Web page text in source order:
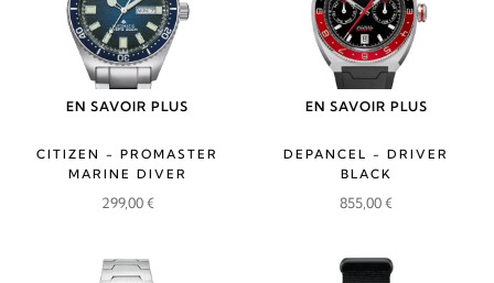
EN SAVOIR PLUS
CITIZEN - PROMASTER
MARINE DIVER
299,00€
EN SAVOIR PLUS
DEPANCEL - DRIVER
BLACK
855,00€